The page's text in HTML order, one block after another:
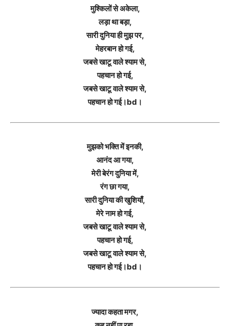
मुश्किलों से अकेला,
लड़ा था बड़ा,
सारी दुनिया ही मुझ पर,
मेहरबान हो गई,
जबसे खाटू वाले श्याम से,
पहचान हो गई,
जबसे खाटू वाले श्याम से,
पहचान हो गई।bd।
मुझको भक्ति में इनकी,
आनंद आ गया,
मेरी बेरंग दुनिया में,
रंग छा गया,
सारी दुनिया की खुशियाँ,
मेरे नाम हो गई,
जबसे खाटू वाले श्याम से,
पहचान हो गई,
जबसे खाटू वाले श्याम से,
पहचान हो गई।bd।
ज्यादा कहता मगर,